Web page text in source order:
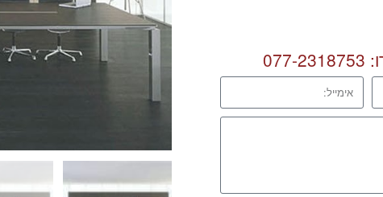
077-2318753